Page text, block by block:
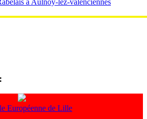
Européenne de Lille